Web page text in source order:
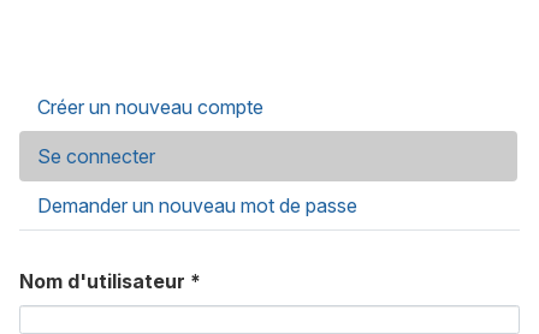
Onglets principaux
Créer un nouveau compte
Se connecter
Demander un nouveau mot de passe
Nom d'utilisateur *